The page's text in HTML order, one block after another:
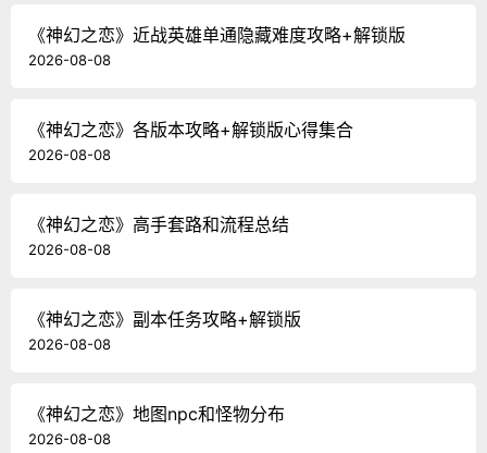
《神幻之恋》近战英雄单通隐藏难度攻略+解锁版
2026-08-08
《神幻之恋》各版本攻略+解锁版心得集合
2026-08-08
《神幻之恋》高手套路和流程总结
2026-08-08
《神幻之恋》副本任务攻略+解锁版
2026-08-08
《神幻之恋》地图npc和怪物分布
2026-08-08